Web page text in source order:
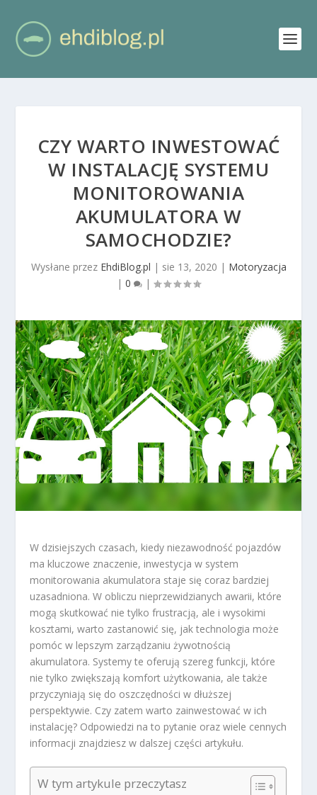
CZY WARTO INWESTOWAĆ
W INSTALACJĘ SYSTEMU
MONITOROWANIA
AKUMULATORA W
SAMOCHODZIE?
Wysłane przez EhdiBlog.pl | sie 13, 2020 | Motoryzacja
| 0 |
W dzisiejszych czasach, kiedy niezawodność pojazdów
ma kluczowe znaczenie, inwestycja w system
monitorowania akumulatora staje się coraz bardziej
uzasadniona. W obliczu nieprzewidzianych awarii, które
mogą skutkować nie tylko frustracją, ale i wysokimi
kosztami, warto zastanowić się, jak technologia może
pomóc w lepszym zarządzaniu żywotnością
akumulatora. Systemy te oferują szereg funkcji, które
nie tylko zwiększają komfort użytkowania, ale także
przyczyniają się do oszczędności w dłuższej
perspektywie. Czy zatem warto zainwestować w ich
instalację? Odpowiedzi na to pytanie oraz wiele cennych
informacji znajdziesz w dalszej części artykułu.
W tym artykule przeczytasz